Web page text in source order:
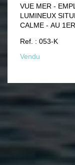
VUE MER -
LUMINEUX SITUE DANS UNE COPROPRIETE AU
CALME - AU
séjour (avec
placard,
Deux balcons
Ref. : 053-K
Vendu